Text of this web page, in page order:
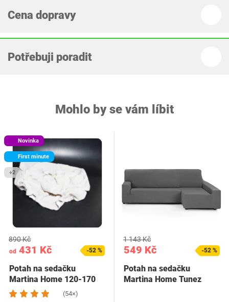
Cena dopravy
Potřebuji poradit
Mohlo by se vám líbit
Novinka
First minute
+2
od 431 Kč
890 Kč
-52 %
Potah na sedačku
Martina Home 120-170
(54×)
549 Kč
1 143 Kč
-52 %
Potah na sedačku
Martina Home Tunez